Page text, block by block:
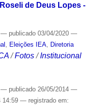
de Deus Lopes -
— publicado03/04/2020 —
Eleições IEA, Diretoria
/Fotos /Institucional
— publicado26/05/2014 —
14:59 — registrado em: